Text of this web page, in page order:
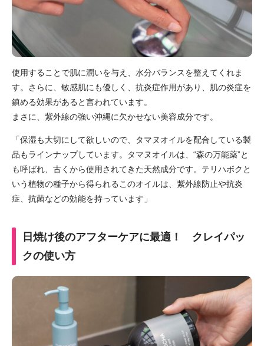
使用することで肌に潤いを与え、水分バランスを整えてくれま
す。さらに、敏感肌にも優しく、抗炎症作用があり、肌の炎症を
鎮める効果があると言われています。
まさに、紫外線の強い沖縄に欠かせない美容成分です。
「保湿も大切にして欲しいので、タマヌオイルを配合している製
品もラインナップしています。
タマヌオイルは、“森の万能薬”と
も呼ばれ、古くから使用されてきた天然成分です。 テリハボクと
いう植物の種子から得られるこのオイルは、紫外線防止や抗炎
症、抗菌などの効能を持っています」
日焼け後のアフターケアに最適！ クレイパッ
クの使い方